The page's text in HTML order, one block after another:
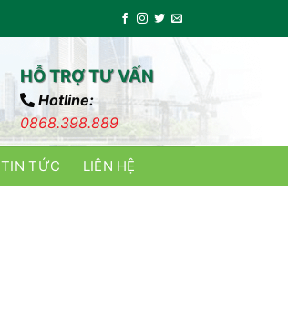
HỖ TRỢ TƯ VẤN
Hotline:
0868.398.889
TIN TỨC LIÊN HỆ